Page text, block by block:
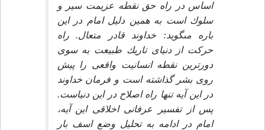
اساس در راه حق نقطه عزيمت سير و
سلوك است به همين دليل امام در اين
باره مى‏گويد: خداوند قادر متعال. راه
حركت از دنياى تاريك طبيعت به سوى
دورترين نقطه انسانيت واقعى را پيش
روى بشر گذاشته است و فرمان خداوند
در اين آيه تنها راه اصلاح در اين دنياست.
پس از تفسير عرفانى اخلاقى اين آيه،
امام در ادامه به تحليل وضع اسف بار